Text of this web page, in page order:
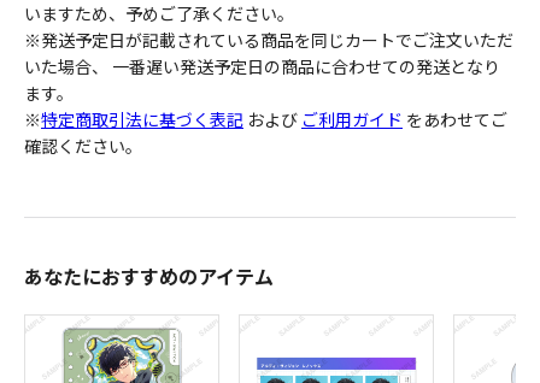
いますため、予めご了承ください。
※発送予定日が記載されている商品を同じカートでご注文いただ
いた場合、 一番遅い発送予定日の商品に合わせての発送となり
ます。
※特定商取引法に基づく表記 および ご利用ガイド をあわせてご
確認ください。
あなたにおすすめのアイテム